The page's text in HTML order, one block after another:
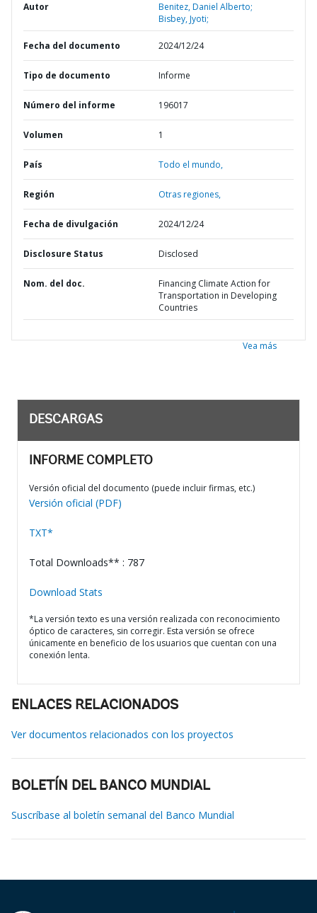
Autor
Benitez, Daniel Alberto;
Bisbey, Jyoti;
Fecha del documento 2024/12/24
Tipo de documento Informe
Número del informe 196017
Volumen 1
País Todo el mundo,
Región Otras regiones,
Fecha de divulgación 2024/12/24
Disclosure Status Disclosed
Nom. del doc.
Financing Climate Action for
Transportation in Developing
Countries
Vea más
DESCARGAS
INFORME COMPLETO
Versión oficial del documento (puede incluir firmas, etc.)
Versión oficial (PDF)
TXT*
Total Downloads** : 787
Download Stats
*La versión texto es una versión realizada con reconocimiento
óptico de caracteres, sin corregir. Esta versión se ofrece
únicamente en beneficio de los usuarios que cuentan con una
conexión lenta.
ENLACES RELACIONADOS
Ver documentos relacionados con los proyectos
BOLETÍN DEL BANCO MUNDIAL
Suscríbase al boletín semanal del Banco Mundial